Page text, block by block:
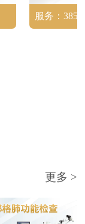
病、肺炎
尘肺、矽
服务：3854
更多 >